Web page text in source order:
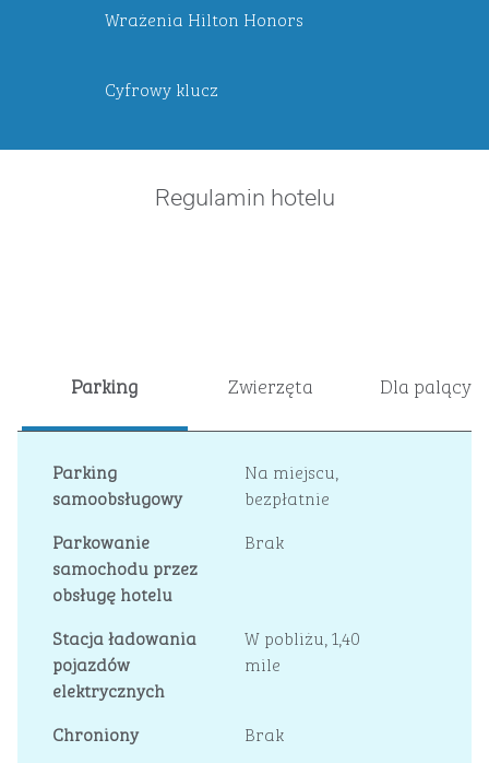
Wrażenia Hilton Honors
Cyfrowy klucz
Regulamin hotelu
Parking Zwierzęta Dla
Parking
samoobsługowy
Na miejscu,
bezpłatnie
Parkowanie
samochodu przez
obsługę hotelu
Brak
Stacja ładowania
pojazdów
elektrycznych
W pobliżu, 1,40
mile
Chroniony
Brak